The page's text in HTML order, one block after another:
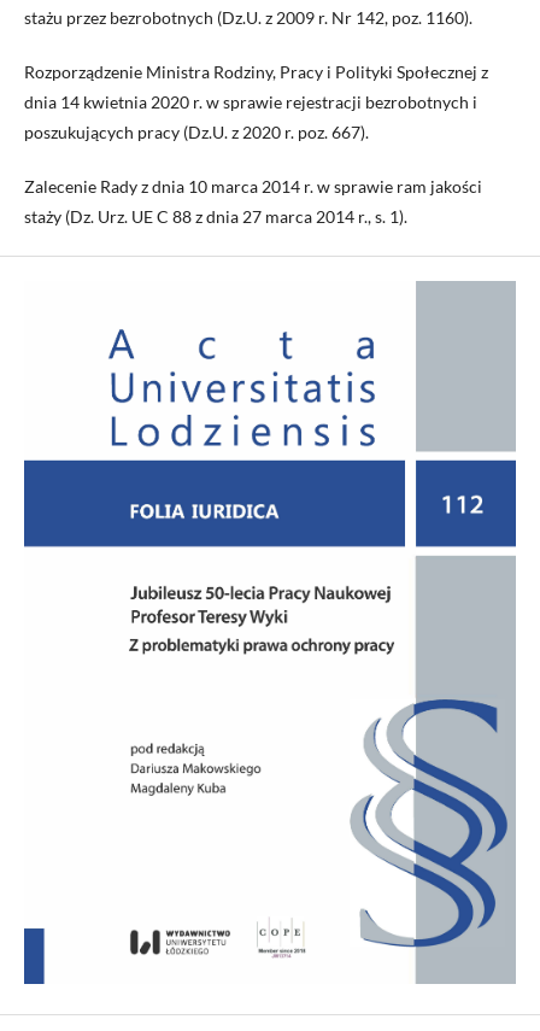
stażu przez bezrobotnych (Dz.U. z 2009 r. Nr 142, poz. 1160).
Rozporządzenie Ministra Rodziny, Pracy i Polityki Społecznej z
dnia 14 kwietnia 2020 r. w sprawie rejestracji bezrobotnych i
poszukujących pracy (Dz.U. z 2020 r. poz. 667).
Zalecenie Rady z dnia 10 marca 2014 r. w sprawie ram jakości
staży (Dz. Urz. UE C 88 z dnia 27 marca 2014 r., s. 1).